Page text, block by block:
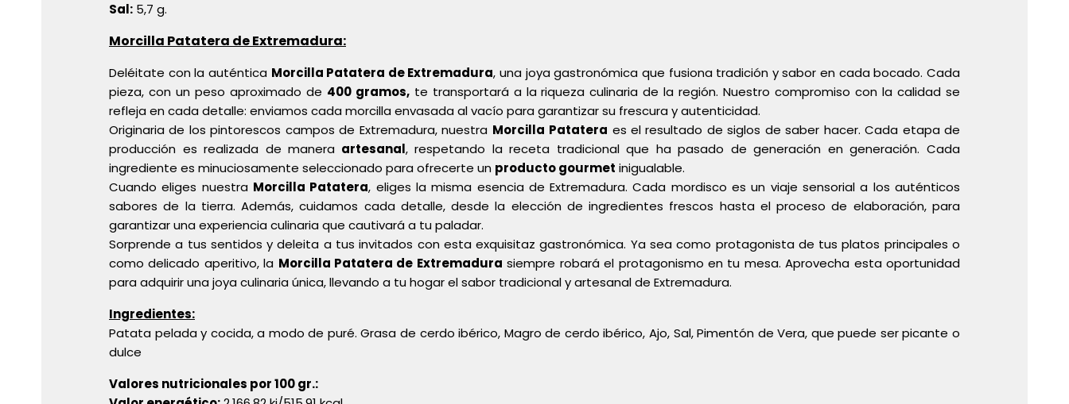
Sal: 5,7 g.
Morcilla Patatera de Extremadura:
Deléitate con la auténtica Morcilla Patatera de Extremadura, una joya gastronómica que fusiona tradición y sabor en cada bocado. Cada
pieza, con un peso aproximado de 400 gramos,te transportará a la riqueza culinaria de la región. Nuestro compromiso con la calidad se
refleja en cada detalle: enviamos cada morcilla envasada al vacío para garantizar su frescura y autenticidad.
Originaria de los pintorescos campos de Extremadura, nuestra Morcilla Patatera es el resultado de siglos de saber hacer. Cada etapa de
producción es realizada de manera artesanal, respetando la receta tradicional que ha pasado de generación en generación. Cada
ingrediente es minuciosamente seleccionado para ofrecerte un producto gourmet inigualable.
Cuando eliges nuestra Morcilla Patatera, eliges la misma esencia de Extremadura. Cada mordisco es un viaje sensorial a los auténticos
sabores de la tierra. Además, cuidamos cada detalle, desde la elección de ingredientes frescos hasta el proceso de elaboración, para
garantizar una experiencia culinaria que cautivará a tu paladar.
Sorprende a tus sentidos y deleita a tus invitados con esta exquisitaz gastronómica. Ya sea como protagonista de tus platos principales o
como delicado aperitivo, la Morcilla Patatera de Extremadura siempre robará el protagonismo en tu mesa. Aprovecha esta oportunidad
para adquirir una joya culinaria única, llevando a tu hogar el sabor tradicional y artesanal de Extremadura.
Ingredientes:
Patata pelada y cocida, a modo de puré. Grasa de cerdo ibérico, Magro de cerdo ibérico, Ajo, Sal, Pimentón de Vera, que puede ser picante o
dulce
Valores nutricionales por 100 gr.: